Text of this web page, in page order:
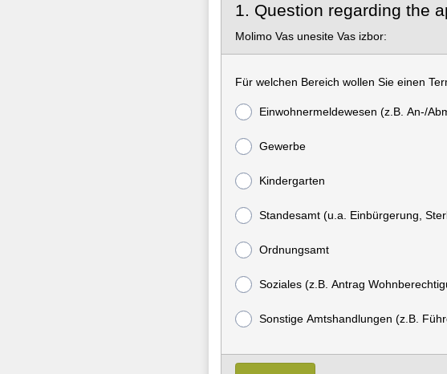
1. Question regarding the
Molimo Vas unesite Vas izbor:
Für welchen Bereich wollen Sie einen
Einwohnermeldewesen (z.B. An-/
Gewerbe
Kindergarten
Standesamt (u.a. Einbürgerung,
Ordnungsamt
Soziales (z.B. Antrag
Sonstige Amtshandlungen (z.B.